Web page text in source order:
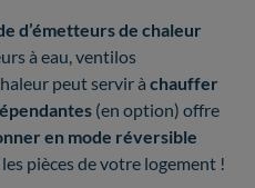
d’émetteurs de chaleur
à eau, ventilos
peut servir à chauffer
(en option) offre
en mode réversible
pièces de votre logement !